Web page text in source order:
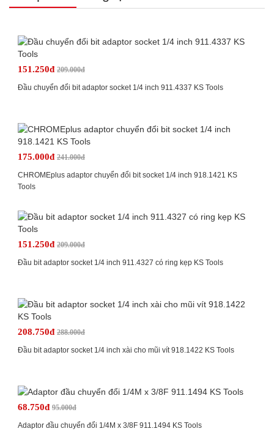
151.250đ 209.000đ
Đầu chuyển đổi bit adaptor socket 1/4 inch 911.4337 KS Tools
175.000đ 241.000đ
CHROMEplus adaptor chuyển đổi bit socket 1/4 inch 918.1421 KS
Tools
151.250đ 209.000đ
Đầu bit adaptor socket 1/4 inch 911.4327 có ring kẹp KS Tools
208.750đ 288.000đ
Đầu bit adaptor socket 1/4 inch xài cho mũi vít 918.1422 KS Tools
68.750đ 95.000đ
Adaptor đầu chuyển đổi 1/4M x 3/8F 911.1494 KS Tools